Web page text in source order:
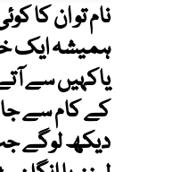
نام تو ان کا
ہمیشہ ایک
یاکہیں سے
کے کام سے جا
دیکھ لوگے جب